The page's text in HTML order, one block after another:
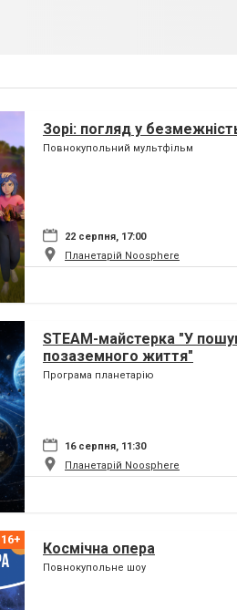
Зорі: погляд у
Повнокупольний мультфільм
22 серпня, 17:00
Планетарій Noosphere
STEAM-майстерка "У
позаземного життя"
Програма планетарію
16 серпня, 11:30
Планетарій Noosphere
Космічна опера
Повнокупольне шоу